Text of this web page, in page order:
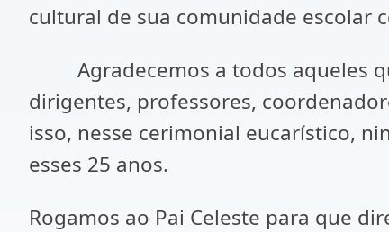
cultural de sua comunidade escolar
Agradecemos a todos aqueles
dirigentes, professores,
isso, nesse cerimonial eucarístico,
esses 25 anos.
Rogamos ao Pai Celeste para que